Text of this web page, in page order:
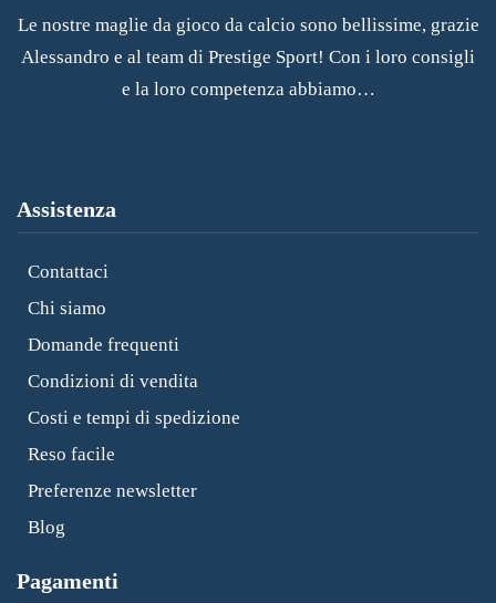
Le nostre maglie da gioco da calcio sono bellissime, grazie
Alessandro e al team di Prestige Sport! Con i loro consigli
e la loro competenza abbiamo…
Assistenza
Contattaci
Chi siamo
Domande frequenti
Condizioni di vendita
Costi e tempi di spedizione
Reso facile
Preferenze newsletter
Blog
Pagamenti